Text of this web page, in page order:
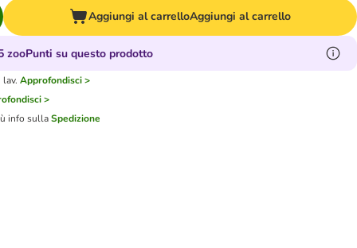
Aggiungi al carrelloAggiungi al carrello
zooPunti su questo prodotto
Approfondisci >
>
info sullaSpedizione